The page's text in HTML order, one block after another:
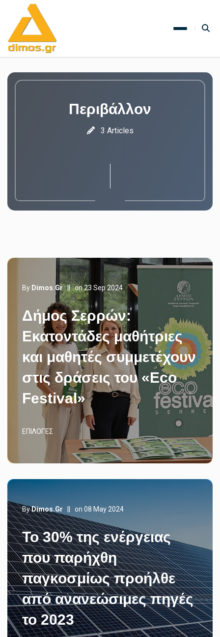
Περιβάλλον
3 Articles
By Dimos.gr||on 23 Sep 2024
Δήμος Σερρών:
Εκατοντάδες μαθήτριες
και μαθητές συμμετέχουν
στις δράσεις του «Eco
Festival»
ΕΠΙΛΟΓΈΣ
ByDimos.gr on 08 May 2024
Το 30% της ενέργειας
που παρήχθη
παγκοσμίως προήλθε
από ανανεώσιμες πηγές
το 2023